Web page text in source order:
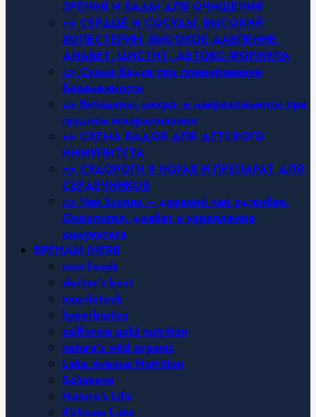
ЗРЕНИЯ И БАДЫ ДЛЯ ОЧИЩЕНИЯ
=> СЕРДЦЕ И СОСУДЫ, ВЫСОКИЙ
ХОЛЕСТЕРИН, ВЫСОКОЕ ДАВЛЕНИЕ,
ДИАБЕТ, ЦИСТИТ, ДЕТОКС-ФОРМУЛА
=> Схема бадов при планировании
беременности
=> Витамины, микро- и макроэлементы при
грудном вскармливании
=> СХЕМА БАДОВ ДЛЯ ДЕТСКОГО
ИММУНИТЕТА
=> СУДОРОГИ В НОГАХ И ПРЕПАРАТ ДЛЯ
СЕРДЕЧНИКОВ
=> Чай Ессиак – древний чай оджибве.
Онкология, диабет и укрепление
иммунитета
БРЕНДЫ IHERB
now foods
doctor’s best
muscletech
hyperbiotics
california gold nutrition
nature’s wild organic
Lake Avenue Nutrition
Solumeve
Nature’s Life
Kirkman Labs